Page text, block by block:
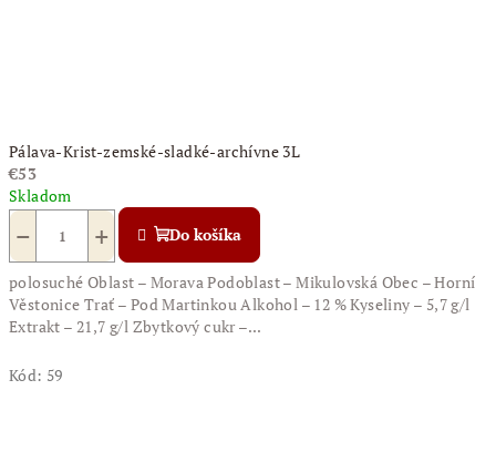
Pálava-Krist-zemské-sladké-archívne 3L
€53
Skladom
+
− Do košíka
polosuché Oblast – Morava Podoblast – Mikulovská Obec – Horní
Věstonice Trať – Pod Martinkou Alkohol – 12 % Kyseliny – 5,7 g/l
Extrakt – 21,7 g/l Zbytkový cukr –...
Kód: 59